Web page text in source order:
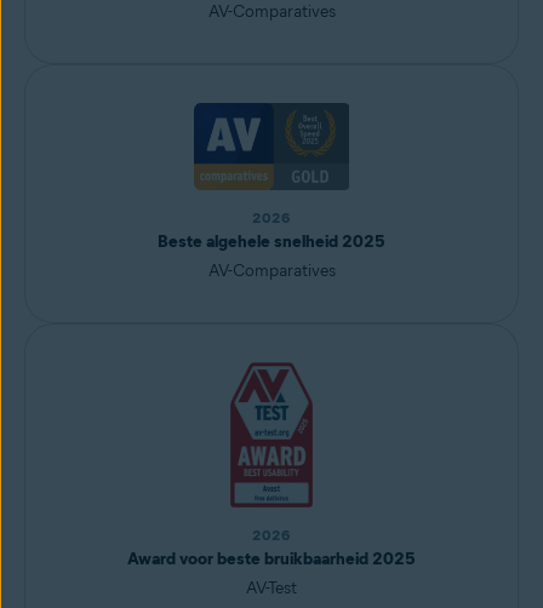
AV-Comparatives
2026
Beste algehele snelheid 2025
AV-Comparatives
2026
Award voor beste bruikbaarheid 2025
AV-Test